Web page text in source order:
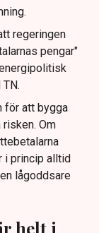
regeringen
pengar"
för att bygga
Om
i princip alltid
lågoddsare
helt i